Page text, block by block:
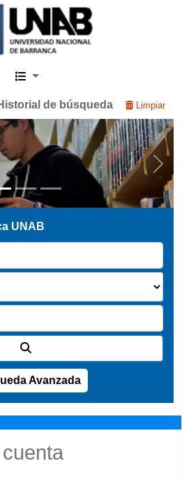
Web UNAB
de búsqueda Limpiar
Next
Avanzada